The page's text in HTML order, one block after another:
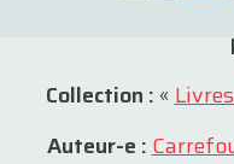
Collection : «
Auteur-e :